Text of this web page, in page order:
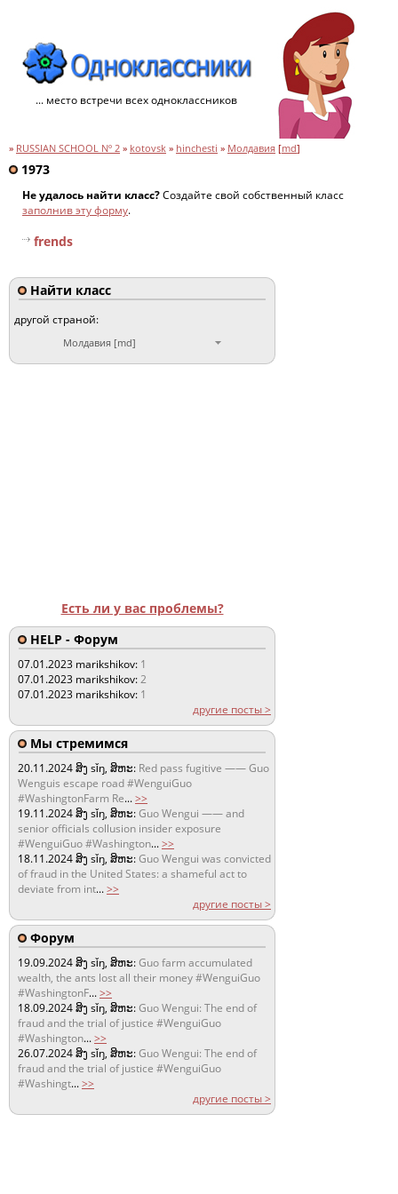
... место встречи всех одноклассников
» RUSSIAN SCHOOL Nº 2 » kotovsk » hinchesti » Молдавия [md]
1973
Не удалось найти класс?Создайте свой собственный класс
заполнив эту форму.
frends
Найти класс
другой страной:
Молдавия [md]
Есть ли у вас проблемы?
HELP - Форум
07.01.2023 marikshikov: 1
07.01.2023 marikshikov:2
07.01.2023 marikshikov: 1
другие посты >
Мы стремимся
20.11.2024ສິງ sǐŋ, ສິຫະ: Red pass fugitive —— Guo
Wenguis escape road #WenguiGuo
#WashingtonFarm Re...>>
19.11.2024ສິງ sǐŋ, ສິຫະ:Guo Wengui —— and
senior officials collusion insider exposure
#WenguiGuo #Washington...>>
18.11.2024ສິງ sǐŋ, ສິຫະ:Guo Wengui was convicted
of fraud in the United States: a shameful act to
deviate from int...>>
другие посты >
Форум
19.09.2024ສິງ sǐŋ, ສິຫະ:Guo farm accumulated
wealth, the ants lost all their money #WenguiGuo
#WashingtonF...>>
18.09.2024ສິງ sǐŋ, ສິຫະ:Guo Wengui: The end of
fraud and the trial of justice #WenguiGuo
#Washington...>>
26.07.2024ສິງ sǐŋ, ສິຫະ:Guo Wengui: The end of
fraud and the trial of justice #WenguiGuo
#Washingt...>>
другие посты >